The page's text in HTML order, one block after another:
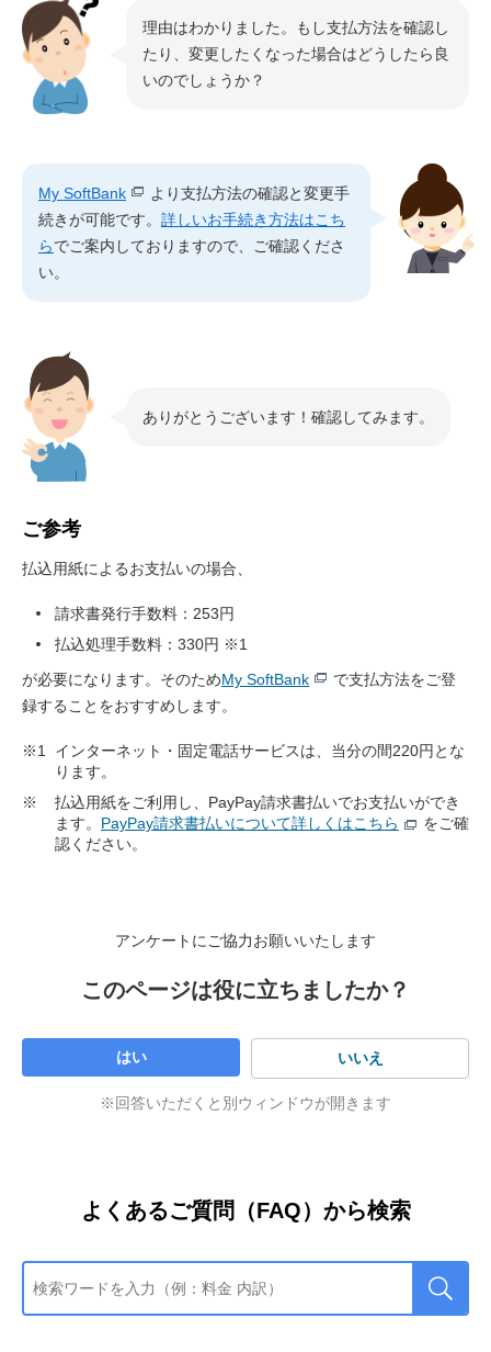
理由はわかりました。もし支払方法を確認し
たり、変更したくなった場合はどうしたら良
いのでしょうか？
My SoftBank
より支払方法の確認と変更手
続きが可能です。 詳しいお手続き方法はこち
らでご案内しておりますので、ご確認くださ
い。
ありがとうございます！確認してみます。
ご参考
払込用紙によるお支払いの場合、
請求書発行手数料：253円
払込処理手数料：330円 ※1
が必要になります。そのためMy SoftBank
で支払方法をご登
録することをおすすめします。
※1
インターネット・固定電話サービスは、当分の間220円とな
ります。
※
払込用紙をご利用し、PayPay請求書払いでお支払いができ
ます。 PayPay請求書払いについて詳しくはこちら
をご確
認ください。
アンケートにご協力お願いいたします
このページは役に立ちましたか？
はい いいえ
※回答いただくと別ウィンドウが開きます
よくあるご質問（FAQ）から検索